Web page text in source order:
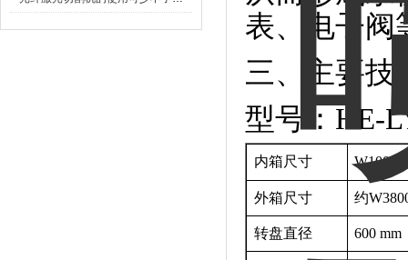
表、电子阀
三、主要技
型号：HE-
内箱尺寸
外箱尺寸 约
转盘直径 600 mm